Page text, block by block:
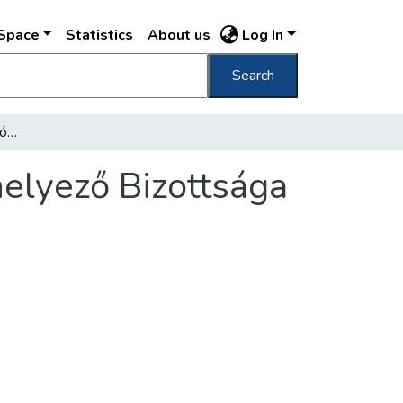
Statistics About us Log In
Search
[A Vöröskereszt Lábadozó Sebesülteket Elhelyező Bizottsága központi iroda]
Bizottsága